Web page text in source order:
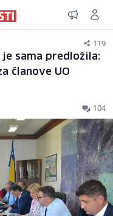
119
sama predložila:
članove UO
104